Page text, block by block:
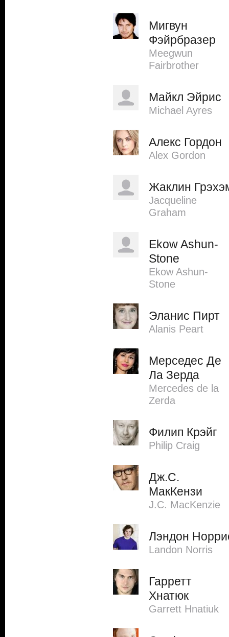
Мигвун
Фэйрбразер
Meegwun
Fairbrother
Майкл Эйрис
Michael Ayres
Алекс Гордон
Alex Gordon
Жаклин
Jacqueline
Graham
Ekow Ashun-
Stone
Ekow Ashun-
Stone
Эланис Пирт
Alanis Peart
Мерседес Де
Ла Зерда
Mercedes de la
Zerda
Филип Крэйг
Philip Craig
Дж.С.
МакКензи
J.C. MacKenzie
Лэндон
Landon Norris
Гарретт
Хнатюк
Garrett Hnatiuk